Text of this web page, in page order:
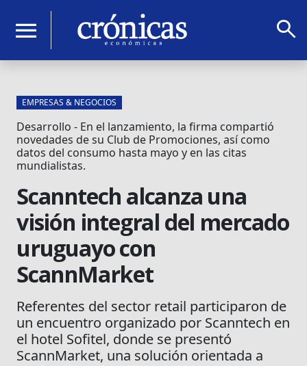
menu search
EMPRESAS & NEGOCIOS
Desarrollo - En el lanzamiento, la firma compartió
novedades de su Club de Promociones, así como
datos del consumo hasta mayo y en las citas
mundialistas.
Scanntech alcanza una
visión integral del mercado
uruguayo con
ScannMarket
Referentes del sector retail participaron de
un encuentro organizado por Scanntech en
el hotel Sofitel, donde se presentó
ScannMarket, una solución orientada a